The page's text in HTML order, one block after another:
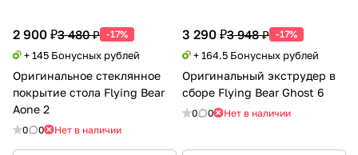
2 900 ₽3 480 ₽ -17%
+ 145 Бонусных рублей
Оригинальное стеклянное
покрытие стола Flying Bear
Aone 2
0 0 Нет в наличии
3 290 ₽3 948 ₽ -17%
+ 164.5 Бонусных рублей
Оригинальный экструдер в
сборе Flying Bear Ghost 6
0 0 Нет в наличии